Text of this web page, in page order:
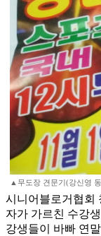
▲무도장 견문기(강신영
시니어블로거협회
자가 가르친 수강
강생들이 바빠 연